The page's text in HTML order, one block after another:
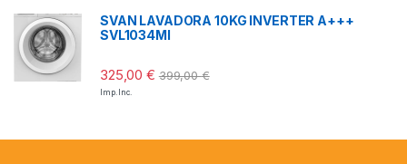
SVAN LAVADORA 10KG INVERTER A+++
SVL1034MI
325,00€ 399,00€
Imp. Inc.